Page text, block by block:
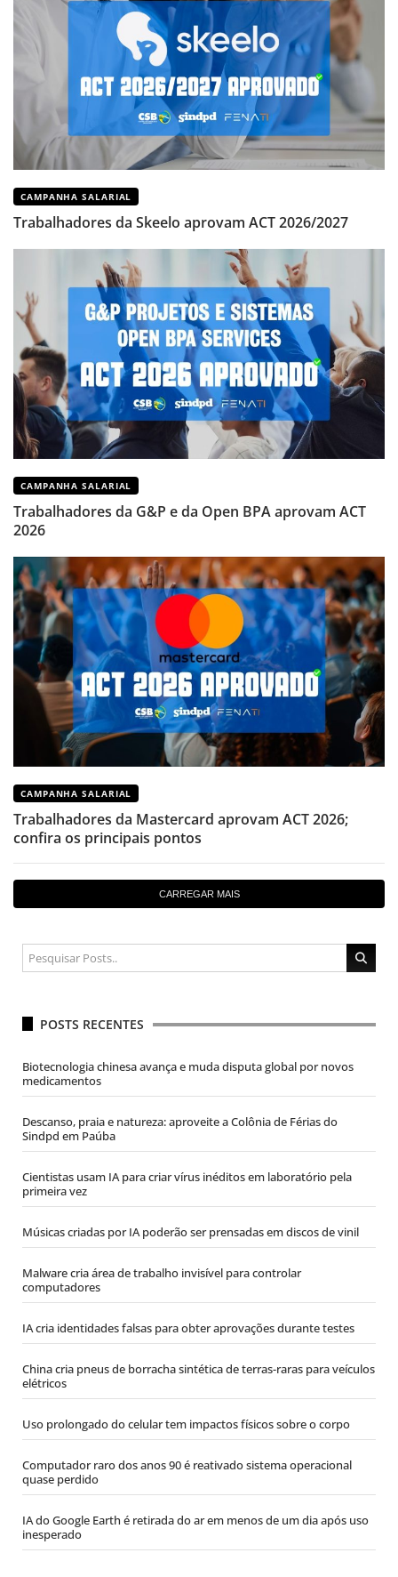
CAMPANHA SALARIAL
Trabalhadores da Skeelo aprovam ACT 2026/2027
CAMPANHA SALARIAL
Trabalhadores da G&P e da Open BPA aprovam ACT
2026
CAMPANHA SALARIAL
Trabalhadores da Mastercard aprovam ACT 2026;
confira os principais pontos
CARREGAR MAIS
POSTS RECENTES
Biotecnologia chinesa avança e muda disputa global por novos
medicamentos
Descanso, praia e natureza: aproveite a Colônia de Férias do
Sindpd em Paúba
Cientistas usam IA para criar vírus inéditos em laboratório pela
primeira vez
Músicas criadas por IA poderão ser prensadas em discos de vinil
Malware cria área de trabalho invisível para controlar
computadores
IA cria identidades falsas para obter aprovações durante testes
China cria pneus de borracha sintética de terras-raras para veículos
elétricos
Uso prolongado do celular tem impactos físicos sobre o corpo
Computador raro dos anos 90 é reativado sistema operacional
quase perdido
IA do Google Earth é retirada do ar em menos de um dia após uso
inesperado